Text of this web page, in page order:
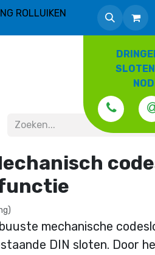
ROLLUIKEN
mechanische
DIN sloten. Door